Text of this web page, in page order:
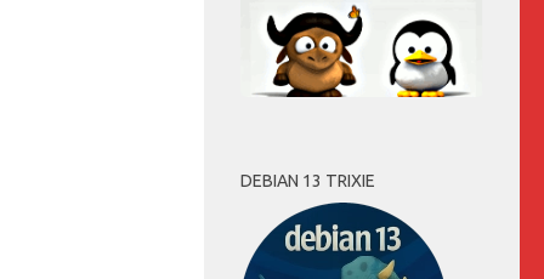
DEBIAN 13 TRIXIE